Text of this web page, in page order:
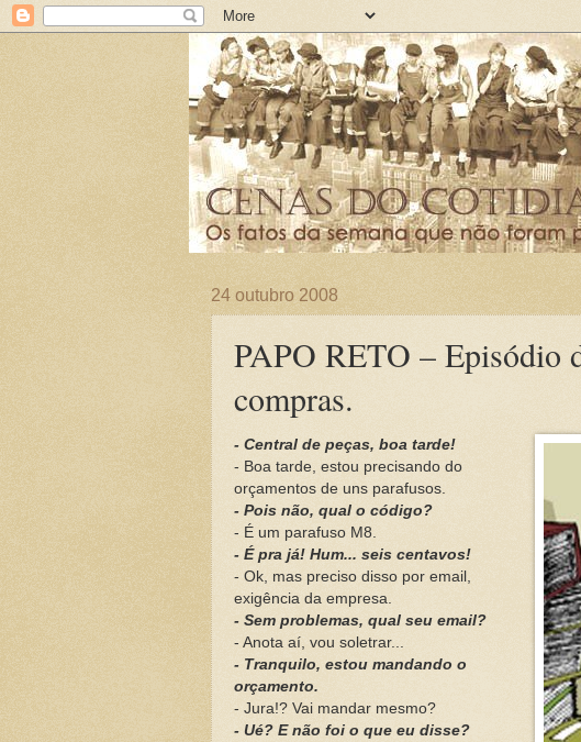
24 outubro 2008
PAPO RETO – Episódio
compras.
- Central de peças, boa tarde!
- Boa tarde, estou precisando do
orçamentos de uns parafusos.
- Pois não, qual o código?
- É um parafuso M8.
- É pra já! Hum... seis centavos!
- Ok, mas preciso disso por email,
exigência da empresa.
- Sem problemas, qual seu email?
- Anota aí, vou soletrar...
- Tranquilo, estou mandando o
orçamento.
- Jura!? Vai mandar mesmo?
- Ué? E não foi o que eu disse?